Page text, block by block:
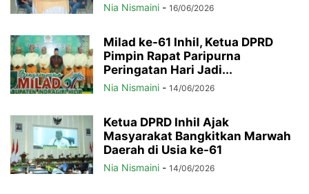
Nia Nismaini - 16/06/2026
Milad ke-61 Inhil, Ketua DPRD
Pimpin Rapat Paripurna
Peringatan Hari Jadi...
Nia Nismaini - 14/06/2026
Ketua DPRD Inhil Ajak
Masyarakat Bangkitkan Marwah
Daerah di Usia ke-61
Nia Nismaini - 14/06/2026